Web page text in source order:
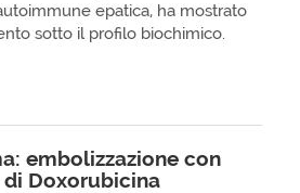
epatica, ha mostrato
sotto il profilo biochimico.
embolizzazione con
Doxorubicina